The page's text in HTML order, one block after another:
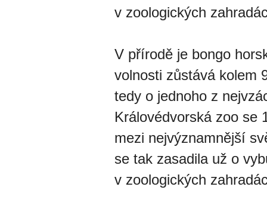
v zoologických
V přírodě je bongo
volnosti zůstává kolem
tedy o jednoho z
Královédvorská zoo se
mezi nejvýznamnější
se tak zasadila už o
v zoologických